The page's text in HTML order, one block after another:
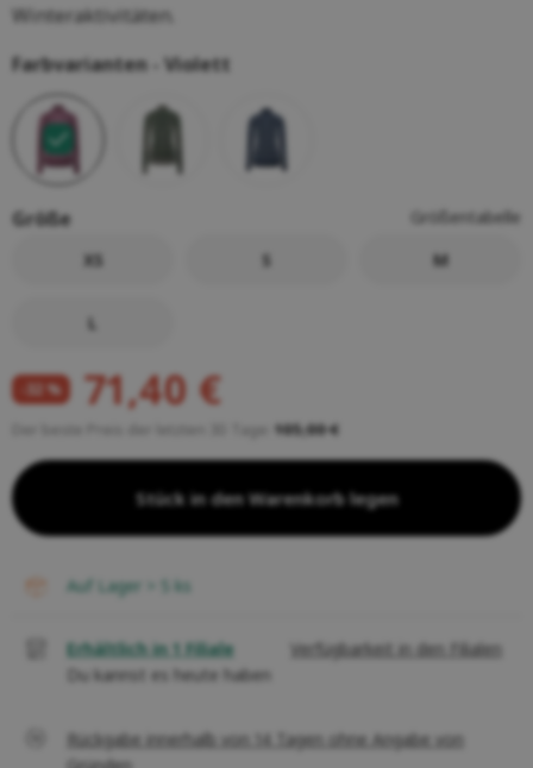
Winteraktivitäten.
Farbvarianten - Violett
Größe
Größentabelle
XS
S M
L
-32 % 71,40 €
105,00 €
Stück in den Warenkorb legen
auf Lager > 5 ks
Erhältlich in 1 Filiale
Du kannst es heute haben
Verfügbarkeit in den Filialen
Rückgabe innerhalb von 14 Tagen ohne Angabe von